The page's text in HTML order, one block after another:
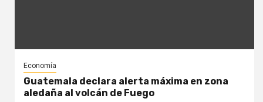
Economía
Guatemala declara alerta máxima en zona
aledaña al volcán de Fuego